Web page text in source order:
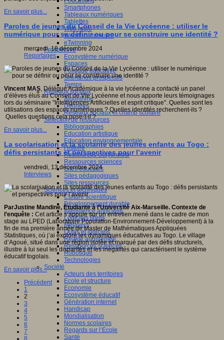
Smartphones
Tableaux numériques
Tablettes
Web radio
Webdocumentaire
eTwinning
Prospective
Ecosystème numérique
Espaces
Politique éducative
Scénarios prospectifs
Temps
Réseaux sociaux
Algorithme
Données
Réseaux sociaux et champ scolaire
Sélection de ressources
Bibliographies
Education artistique
Education environnementale
Histoire
Ressources citoyenneté
Ressources sciences
Sites éducatifs
Sites pédagogiques
Sites ressources
Sciences et techniques
Culture scientifique
Développement durable
Intelligence artificielle
Logiciels libres
Métavers
Outils et logiciels
Réalité augmentée
Ressources sciences
Robotique
Technologies
Société
Acteurs des territoires
Ecole et structure
Economie
Ecosystème éducatif
Génération internet
Handicap
Mondialisation
Normes scolaires
Regards sur l’Ecole
Santé
En savoir plus...
Paroles de jeunes du Conseil de la Vie Lycéenne : utiliser le
numérique pour se définir ou pour se construire une identité ?
mercredi, 18 décembre 2024
Reportages
Vincent MAS, Délégué Académique à la vie lycéenne a contacté un panel
d’élèves élus au Conseil de Vie Lycéenne et nous apporte leurs témoignages
lors du séminaire "Intelligences Artificielles et esprit critique". Quelles sont les
utilisations des espaces numériques ? Quelles identités recherchent-ils ?
Quelles questions cela pose-t-il ?
En savoir plus...
La scolarisation et la scolarité des jeunes enfants au Togo :
défis persistants et perspectives pour l’avenir
vendredi, 13 décembre 2024
Interviews
ParJustine Mandine, Étudiante à l'UniversitéAix-Marseille. Contexte de
l’enquête : Cet article s’appuie sur un entretien mené dans le cadre de mon
stage au LPED (Laboratoire Population-Environnement-Développement) à la
fin de ma première année de Master de Mathématiques Appliquées
Statistiques, où j’ai exploré les dynamiques éducatives au Togo. Le village
d’Agoué, situé dans une région isolée et marqué par des défis structurels,
illustre à lui seul les disparités et les inégalités qui caractérisent le système
éducatif togolais.
En savoir plus...
Précédent
1
2
3
4
5
6
7
8